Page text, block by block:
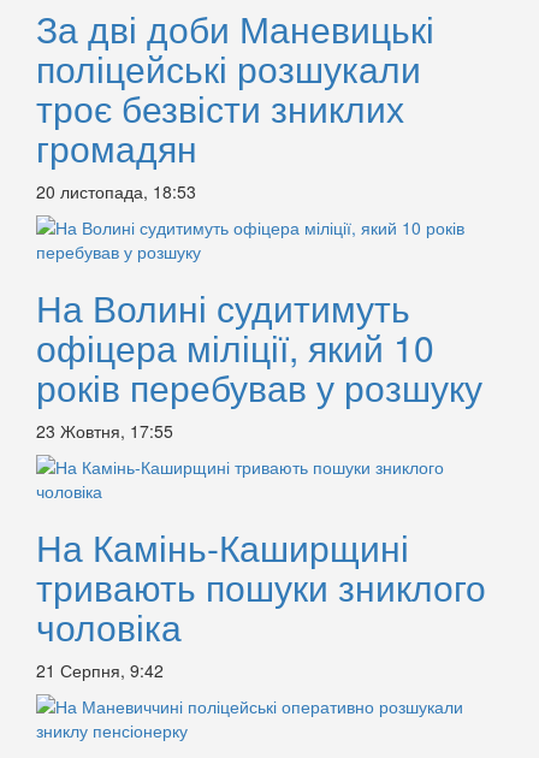
За дві доби Маневицькі
поліцейські розшукали
троє безвісти зниклих
громадян
20 листопада, 18:53
На Волині судитимуть
офіцера міліції, який 10
років перебував у розшуку
23 Жовтня, 17:55
На Камінь-Каширщині
тривають пошуки зниклого
чоловіка
21 Серпня, 9:42